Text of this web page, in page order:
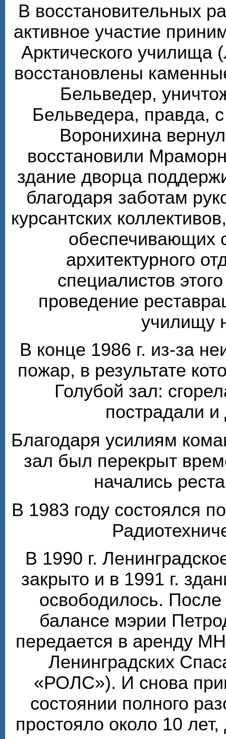
В восстановительных
активное участие
Арктического
восстановлены
Бельведер,
Бельведера, правда,
Воронихина
восстановили
здание дворца
благодаря заботам
курсантских
обеспечивающих
архитектурного
специалистов
проведение
училищу
В конце 1986 г. из-за
пожар, в результате
Голубой зал:
пострадали
Благодаря усилиям
зал был перекрыт
начались
В 1983 году состоялся
В 1990 г.
закрыто и в 1991 г.
освободилось. После
балансе мэрии
передается в аренду
Ленинградских
«РОЛС»). И снова
состоянии полного
простояло около 10